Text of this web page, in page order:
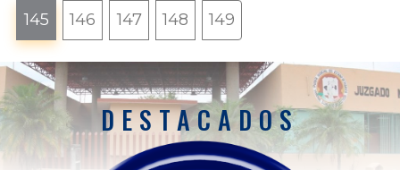
145 146 147 148 149
DESTACADOS